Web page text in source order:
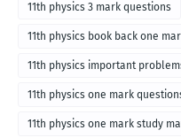
11th physics 3 mark questions
11th physics book back one
11th physics important
11th physics one mark
11th physics one mark study